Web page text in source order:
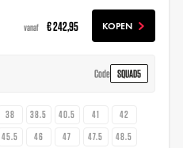
vanaf € 242,95 KOPEN
Code SQUAD5
38 38.5 40.5 41
42
45.5 46 47 47.5 48.5